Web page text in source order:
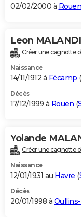
02/02/2000 à Rouen
Leon
Créer une cagnotte
Naissance
14/11/1912 à Fécamp (
Décès
17/12/1999 à Rouen (
Yolande
Créer une cagnotte
Naissance
12/01/1931 au Havre (
Décès
20/01/1998 à